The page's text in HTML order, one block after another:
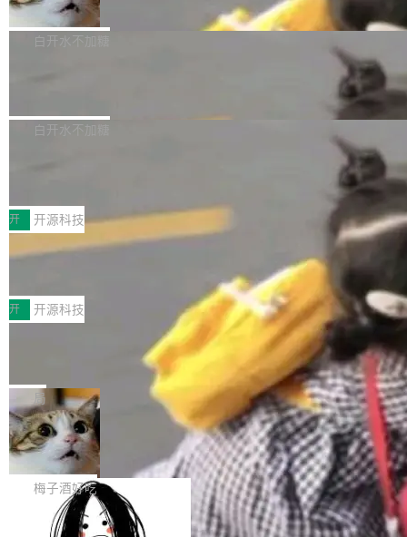
撑庞大支出的资金来源却呈现出截然不同的面
貌。数据显示，微软和 Meta 主要依托充沛的经
sh | bash 安装一个能在大项目里自动规划、写
代码、验证结果的 AI 终端工具。 据介绍，Muse
个主 agent 循环，外加一组后台 agent。这些后
准 AI 能力认知
机器出题的前提，是让机器拥有全局视野。整个
构建流程可以分为四个环节：建图 → 控制难度
白开水不加糖
库，并将作为transport接入Mooncake TENT。
MPComm将作为一种传输引擎接入Mooncake T
ENT，实现零拷贝传输性能提升30%、非零拷贝
传输性能最高提升5倍。UCL-MPComm底层基
于自研UCL-Engine通信引擎，后续腾讯网平将
持续开源更多基于UCL-Engine的高性能通信组
件。 腾讯网平团队在UCL-MPComm中实现了一
个独立于业务线程的全局通信引擎（Engine），
白开水不加糖
型案例入选名单》，深信服“面向企业研发场景的
开源 AI 编程平台 CoStrict 应用”凭借卓越的技术
创新与落地成效成功入选。 全链路私有化部署，
助力企业AI研发安全落地 当前，越来越多企业已
经开始引入 AI Coding 工具，通过调用公有云模
型或企业内部部署模型提升研发效率。但随着 AI
Coding 从个人辅助工具逐步走向团队级、组织
级应用，企业在规模化落地过程中，对安全性、
可控性和代码质量提出了更高要求。 首先是数据
安全与合规要求。对于大多数普通研发场景，公
有云模型能够满足快速试用和效率提升的需求。
但对于金融、能源、医疗等对数据安全要求较...
开 开源科技
深信服AI算力网关入选工信部人工智能
前不久，工业和信息化部正式发布《2025年人工
智能应用典型案例名单》，集中展示人工智能在
各领域的应用成果，覆盖技术底座、行业赋能、
产品应用、支撑保障、专题等五大方向。深信服
AI算力网关（AI创新平台）成功入选！ 随着各行
各业的Agent走向规模化建设，算力构成形态逐
渐丰富，用户关注的重点也在发生变化：不只是
让AI用起来，还要进一步看清混合算力时代下，
Token花在哪里、算力是否被充分利用，以及持
续增长的AI成本该如何优化。 深信服AI算力网关
正是围绕这些实际问题，从Token治理和成本治
理两个方面，让用户的每一份算力都看得清、管
开 开源科技
Jeff Dean 离开 Google：一个时代的结
束，一个实验室的开始
Google 员工编号 20。MapReduce 作者之一。
Bigtable 作者之一。TensorFlow 的作者之一。
Gemini 的架构师。Google 首席科学家。 Jeff D
ean 在 Google 工作了 27 年后，宣布离职。 他
不是一个人走。一同离开的还有 Sanjay Ghema
wat（Google 员工编号 23，Jeff Dean 二十多
年的编程搭档，MapReduce 和 Bigtable 的共同
作者）、Quoc Le（Google 大脑核心成员，Se
局
🔥 SolonCode v2026.8.4 发布：界面
字体可调、22 种语言、记忆搜索增强
打开终端就能上岗的全中文编码智能体，这一轮
把「看得清、用母语、记得住」三件事一次补
齐。 SolonCode 是什么 SolonCode 是杭州无
耳科技研发的企业级终端编码智能体——一位全
梅子酒好吃
让“代码语义理解”深度释放AI Coding